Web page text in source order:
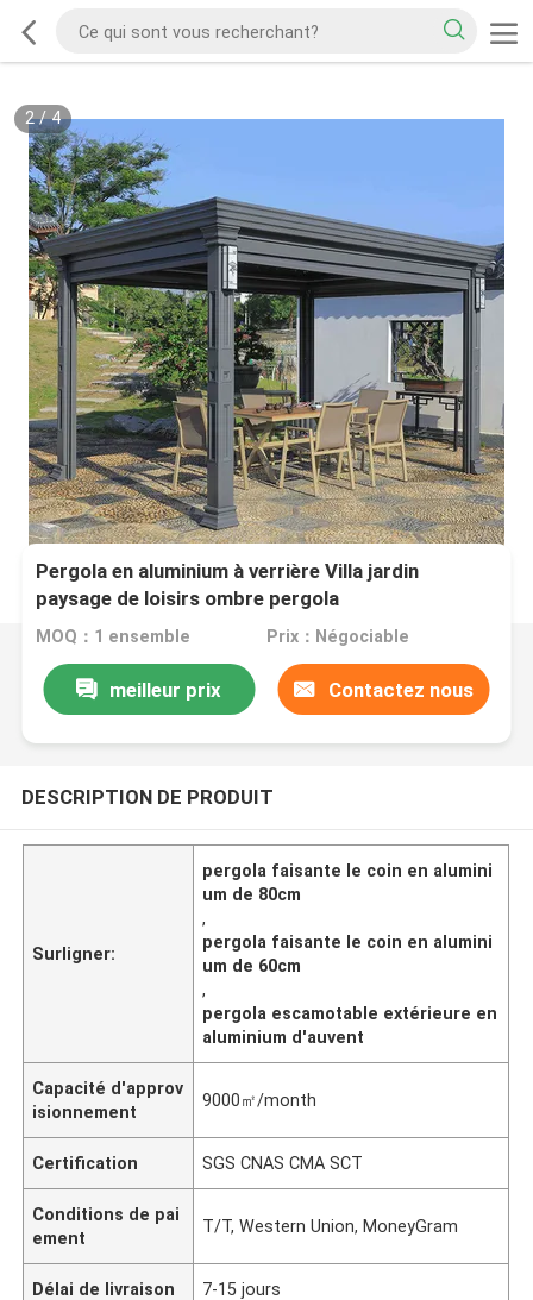
2/4
Pergola en aluminium à verrière Villa jardin
paysage de loisirs ombre pergola
MOQ：1 ensemble Prix：Négociable
meilleur prix Contactez nous
DESCRIPTION DE PRODUIT
Surligner:
pergola faisante le coin en alumini
um de 80cm
,
pergola faisante le coin en alumini
um de 60cm
,
pergola escamotable extérieure en
aluminium d'auvent
Capacité d'approv
isionnement
9000㎡/month
Certification SGS CNAS CMA SCT
Conditions de pai
ement
T/T, Western Union, MoneyGram
Délai de livraison 7-15 jours